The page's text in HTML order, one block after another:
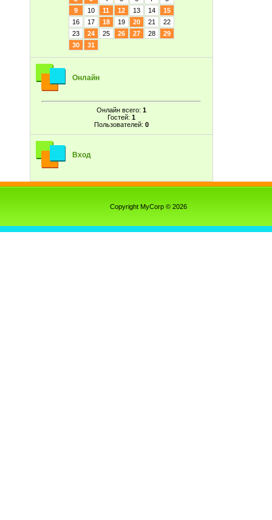
9
10 11 12 13 14
15
16
17 18 19 20 21
22
23
24 25 26 27 28
29
30
31
Онлайн
Онлайн всего: 1
Гостей: 1
Пользователей: 0
Вход
Copyright MyCorp © 2026